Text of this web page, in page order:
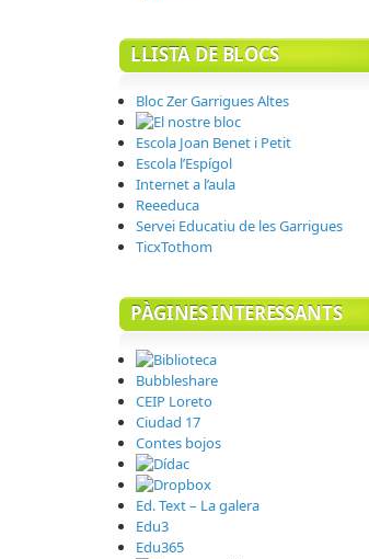
LLISTA DE BLOCS
Bloc Zer Garrigues Altes
Escola Joan Benet i Petit
Escola l’Espígol
Internet a l’aula
Reeeduca
Servei Educatiu de les Garrigues
TicxTothom
PÀGINES INTERESSANTS
Bubbleshare
CEIP Loreto
Ciudad 17
Contes bojos
Ed. Text – La galera
Edu3
Edu365